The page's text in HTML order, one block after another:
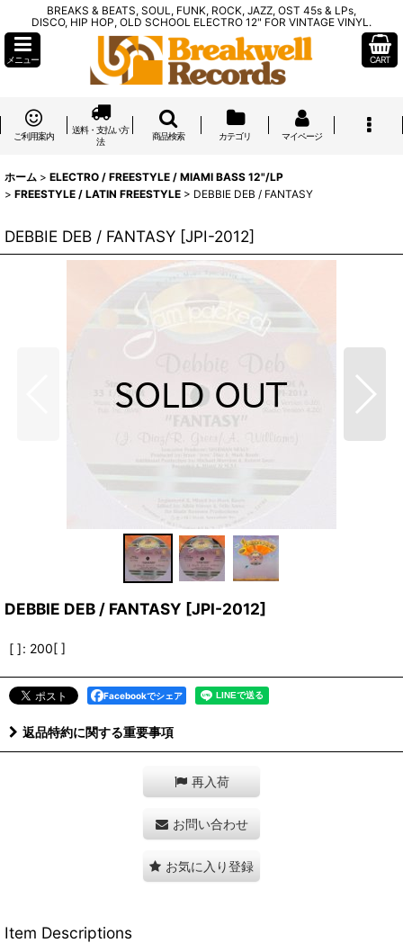
BREAKS & BEATS, SOUL, FUNK, ROCK, JAZZ, OST 45s & LPs,
DISCO, HIP HOP, OLD SCHOOL ELECTRO 12" FOR VINTAGE VINYL.
メニュー CART
ご利用案内
送料・支払い方
法
商品検索 カテゴリ マイページ
ホーム > ELECTRO / FREESTYLE / MIAMI BASS 12"/LP
> FREESTYLE / LATIN FREESTYLE > DEBBIE DEB / FANTASY
DEBBIE DEB / FANTASY [JPI-2012]
DEBBIE DEB / FANTASY [JPI-2012]
[ ]: 200[ ]
Facebookでシェア
返品特約に関する重要事項
再入荷
お問い合わせ
お気に入り登録
Item Descriptions